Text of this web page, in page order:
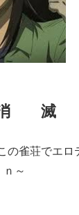
滅
雀荘でエロ
～